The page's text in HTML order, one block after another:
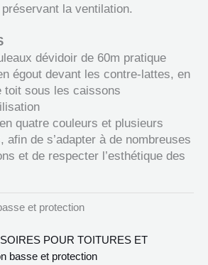
la ventilation.
dévidoir de 60m pratique
égout devant les contre-lattes, en
toit sous les caissons
quatre couleurs et plusieurs
afin de s’adapter à de nombreuses
et de respecter l’esthétique des
et protection
POUR TOITURES ET
basse et protection